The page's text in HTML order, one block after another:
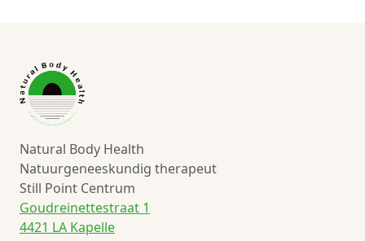
Natural Body Health
Natuurgeneeskundig therapeut
Still Point Centrum
Goudreinettestraat 1
4421 LA Kapelle